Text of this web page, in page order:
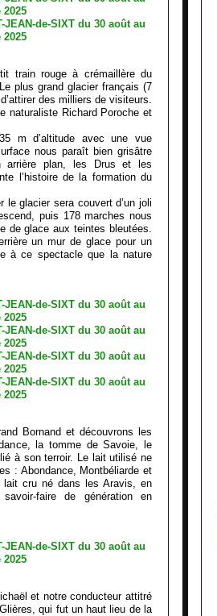
train rouge à crémaillère du
plus grand glacier français (7
des milliers de visiteurs.
naturaliste Richard Poroche et
m d’altitude avec une vue
nous paraît bien grisâtre
arrière plan, les Drus et les
l’histoire de la formation du
le glacier sera couvert d’un joli
puis 178 marches nous
de glace aux teintes bleutées.
un mur de glace pour un
à ce spectacle que la nature
Bornand et découvrons les
la tomme de Savoie, le
à son terroir. Le lait utilisé ne
: Abondance, Montbéliarde et
lait cru né dans les Aravis, en
faire de génération en
et notre conducteur attitré
qui fut un haut lieu de la